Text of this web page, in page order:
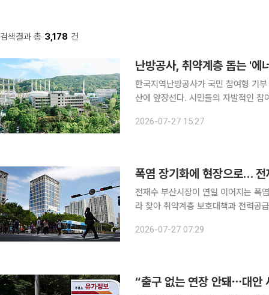
검색결과 총 3,178 건
난방공사, 취약계층 돕는 '
한국지역난방공사가 국민 참여형 기
산에 앞장선다. 시민들의 자발적인
장에서 국민 기부 마라톤 '2026 에너
2026-07-27 15:27
폭염 장기화에 현장으로… 전
전재수 부산시장이 연일 이어지는 폭
라 찾아 취약계층 보호대책과 전력공급 상황을 직접 점검한
이번 현장 점검은 기록적인 폭염이
2026-07-27 07:29
“출구 없는 연장 안돼⋯대안